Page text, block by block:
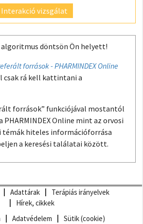
Interakció vizsgálat
algoritmus döntsön Ön helyett!
források - PHARMINDEX Online
csak rá kell kattintani a
források” funkciójával mostantól
Online mint az orvosi
témák hiteles információforrása
a keresési találatai között.
Adattárak
Terápiás irányelvek
Hírek, cikkek
Adatvédelem
Sütik (cookie)